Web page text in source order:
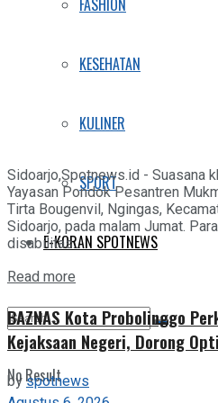
FASHION
KESEHATAN
KULINER
SPORT
E-KORAN SPOTNEWS
No Result
Sidoarjo,Spotnews.id - Suasana
Yayasan Pondok Pesantren
Tirta Bougenvil, Ngingas,
Sidoarjo, pada malam Jumat.
disabilitas...
Read more
BAZNAS Kota Probolinggo
Kejaksaan Negeri, Dorong
byspotnews